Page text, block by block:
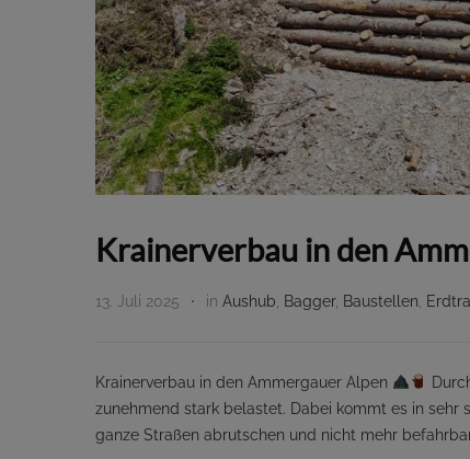
Krainerverbau in den
13. Juli 2025 in Aushub Bagger, Baustellen
Krainerverbau in den Ammergauer Alpen
zunehmend stark belastet. Dabei kommt es in sehr
ganze Straßen abrutschen und nicht mehr